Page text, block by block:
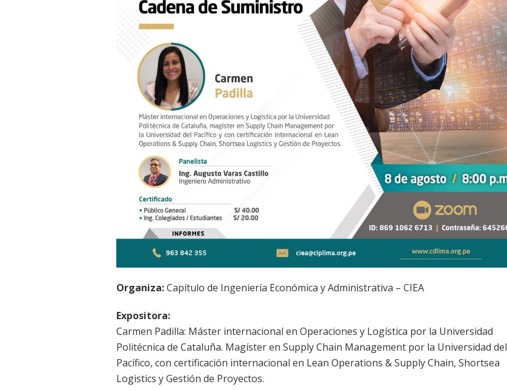
Organiza:Capítulo de Ingeniería Económica y Administrativa – CIEA
Expositora:
Carmen Padilla: Máster internacional en Operaciones y Logística por la Universidad
Politécnica de Cataluña. Magíster en Supply Chain Management por la Universidad del
Pacífico, con certificación internacional en Lean Operations & Supply Chain, Shortsea
Logistics y Gestión de Proyectos.